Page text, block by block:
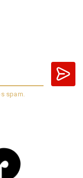
spam.